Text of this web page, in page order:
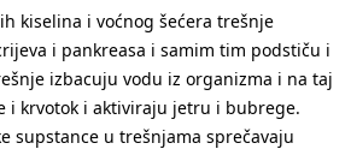
kiselina i voćnog šećera trešnje
i pankreasa i samim tim podstiču i
izbacuju vodu iz organizma i na taj
i krvotok i aktiviraju jetru i bubrege.
supstance u trešnjama sprečavaju